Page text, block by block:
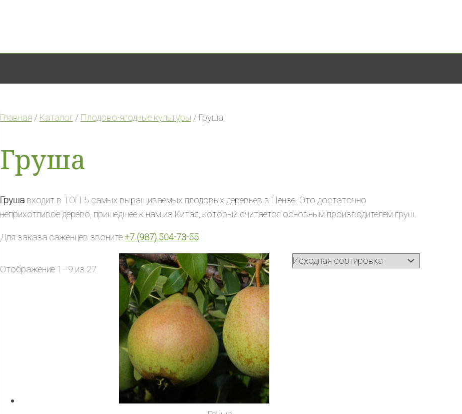
Главная / Каталог/ Плодово-ягодные культуры / Груша
Груша
Грушавходит в ТОП-5 самых выращиваемых плодовых деревьев в Пензе. Это достаточно
неприхотливое дерево, пришедшее к нам из Китая, который считается основным производителем груш.
Для заказа саженцев звоните+7 (987) 504-73-55
Отображение 1–9 из 27